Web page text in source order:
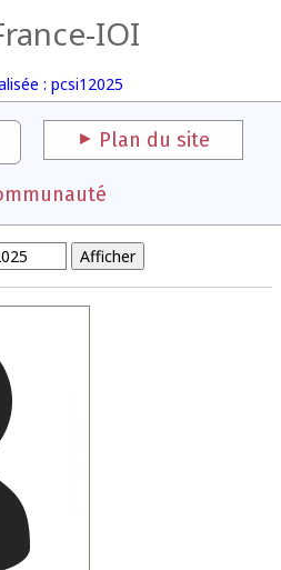
IOI
: pcsi12025
Plan du site